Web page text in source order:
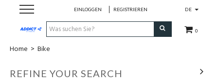
DE
0
EINLOGGEN REGISTRIEREN
Cadeaubon
Loopschoenen
Home > Bike
REFINE YOUR SEARCH